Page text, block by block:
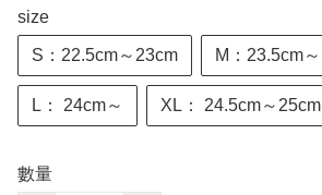
size
S：22.5cm～23cm M：23.5cm～
L： 24cm～ XL： 24.5cm～25cm
數量